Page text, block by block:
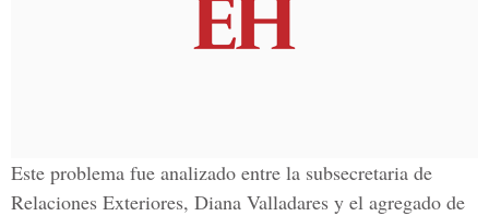
Este problema fue analizado entre la subsecretaria de
Relaciones Exteriores, Diana Valladares y el agregado de